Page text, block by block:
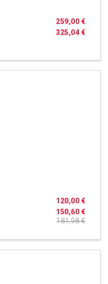
325,04 €
259,00 €
150,60 €
120,00 €
181,98 €